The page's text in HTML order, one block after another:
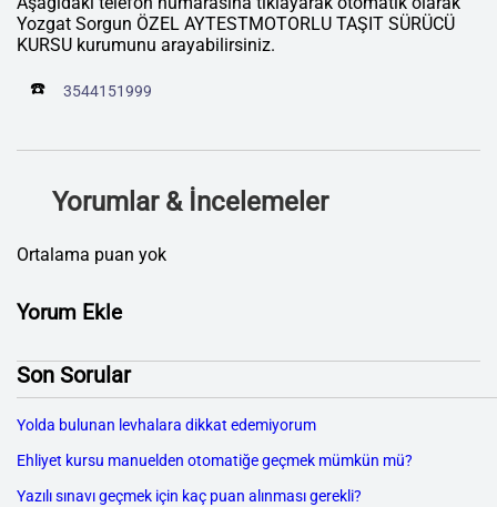
Yozgat Sorgun ÖZEL AYTESTMOTORLU TAŞIT SÜRÜCÜ
KURSU kurumunu arayabilirsiniz.
☎️ 3544151999
Yorumlar & İncelemeler
Ortalama puan yok
Yorum Ekle
Son Sorular
Yolda bulunan levhalara dikkat edemiyorum
Ehliyet kursu manuelden otomatiğe geçmek mümkün mü?
Yazılı sınavı geçmek için kaç puan alınması gerekli?